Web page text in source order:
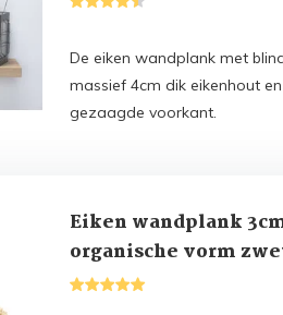
De eiken wandplank met
massief 4cm dik eikenhout
gezaagde voorkant.
Eiken wandplank
organische vorm